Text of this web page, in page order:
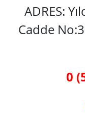
ADRES:
Cadde
0